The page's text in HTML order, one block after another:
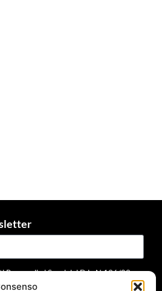
ai Sensi del D.L. N.196/03 e
applicabile